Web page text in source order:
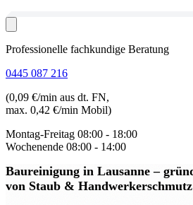
Professionelle fachkundige Beratung
0445 087 216
(0,09 €/min aus dt. FN,
max. 0,42 €/min Mobil)
Montag-Freitag 08:00 - 18:00
Wochenende 08:00 - 14:00
Baureinigung in Lausanne–
von Staub &